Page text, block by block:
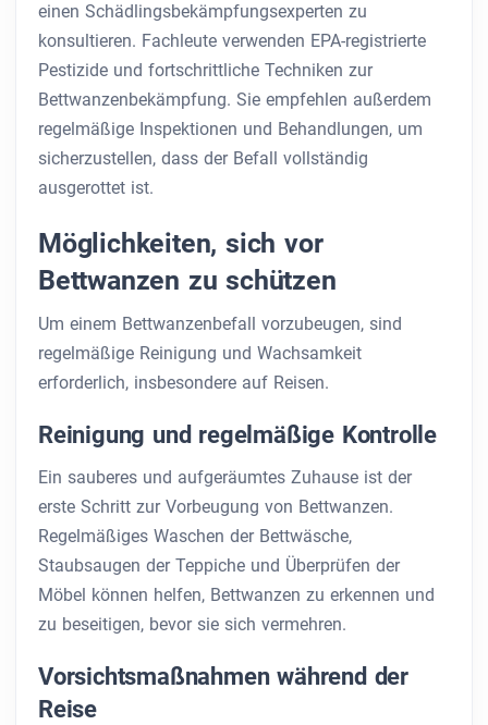
einen Schädlingsbekämpfungsexperten zu
konsultieren. Fachleute verwenden EPA-registrierte
Pestizide und fortschrittliche Techniken zur
Bettwanzenbekämpfung. Sie empfehlen außerdem
regelmäßige Inspektionen und Behandlungen, um
sicherzustellen, dass der Befall vollständig
ausgerottet ist.
Möglichkeiten, sich vor
Bettwanzen zu schützen
Um einem Bettwanzenbefall vorzubeugen, sind
regelmäßige Reinigung und Wachsamkeit
erforderlich, insbesondere auf Reisen.
Reinigung und regelmäßige Kontrolle
Ein sauberes und aufgeräumtes Zuhause ist der
erste Schritt zur Vorbeugung von Bettwanzen.
Regelmäßiges Waschen der Bettwäsche,
Staubsaugen der Teppiche und Überprüfen der
Möbel können helfen, Bettwanzen zu erkennen und
zu beseitigen, bevor sie sich vermehren.
Vorsichtsmaßnahmen während der
Reise